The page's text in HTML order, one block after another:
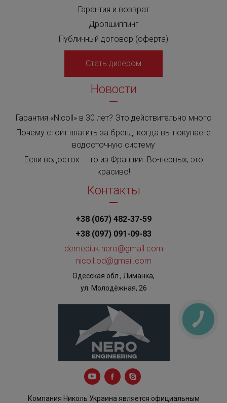
Гарантия и возврат
Дропшиппинг
Публичный договор (оферта)
Стать дилером
Новости
Гарантия «Nicoll» в 30 лет? Это действительно много
Почему стоит платить за бренд, когда вы покупаете
водосточную систему
Если водосток — то из Франции. Во-первых, это
красиво!
Контакты
+38 (067) 482-37-59
+38 (097) 091-09-83
demediuk.nero@gmail.com
nicoll.od@gmail.com
Одесская обл., Лиманка,
ул. Молодёжная, 26
Компания Николь Украина является официальным
КНОПКА
ЗВ'ЯЗКУ